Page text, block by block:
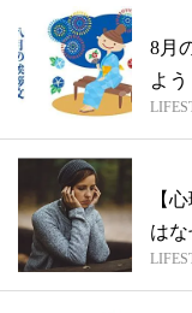
8月
よ
【
は